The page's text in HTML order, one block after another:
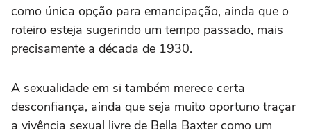
como única opção para emancipação, ainda que o
roteiro esteja sugerindo um tempo passado, mais
precisamente a década de 1930.
A sexualidade em si também merece certa
desconfiança, ainda que seja muito oportuno traçar
a vivência sexual livre de Bella Baxter como um